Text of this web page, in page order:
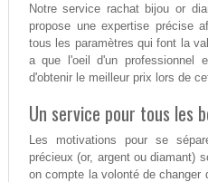
Notre service rachat bijou or
propose une expertise précise
tous les paramètres qui font la
a que l'oeil d'un professionnel
d'obtenir le meilleur prix lors de
Un service pour tous les
Les motivations pour se
précieux (or, argent ou diamant)
on compte la volonté de changer